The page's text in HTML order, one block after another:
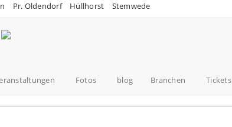
Pr. Oldendorf Hüllhorst Stemwede
Fotos blog Branchen Tickets